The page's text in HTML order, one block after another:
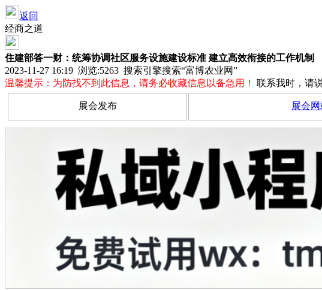
返回
经商之道
住建部答一财：统筹协调社区服务设施建设标准 建立高效衔接的工作机制
2023-11-27 16:19 浏览:5263 搜索引擎搜索“富博农业网”
温馨提示：为防找不到此信息，请务必收藏信息以备急用！
联系我时，请
展会发布 展会